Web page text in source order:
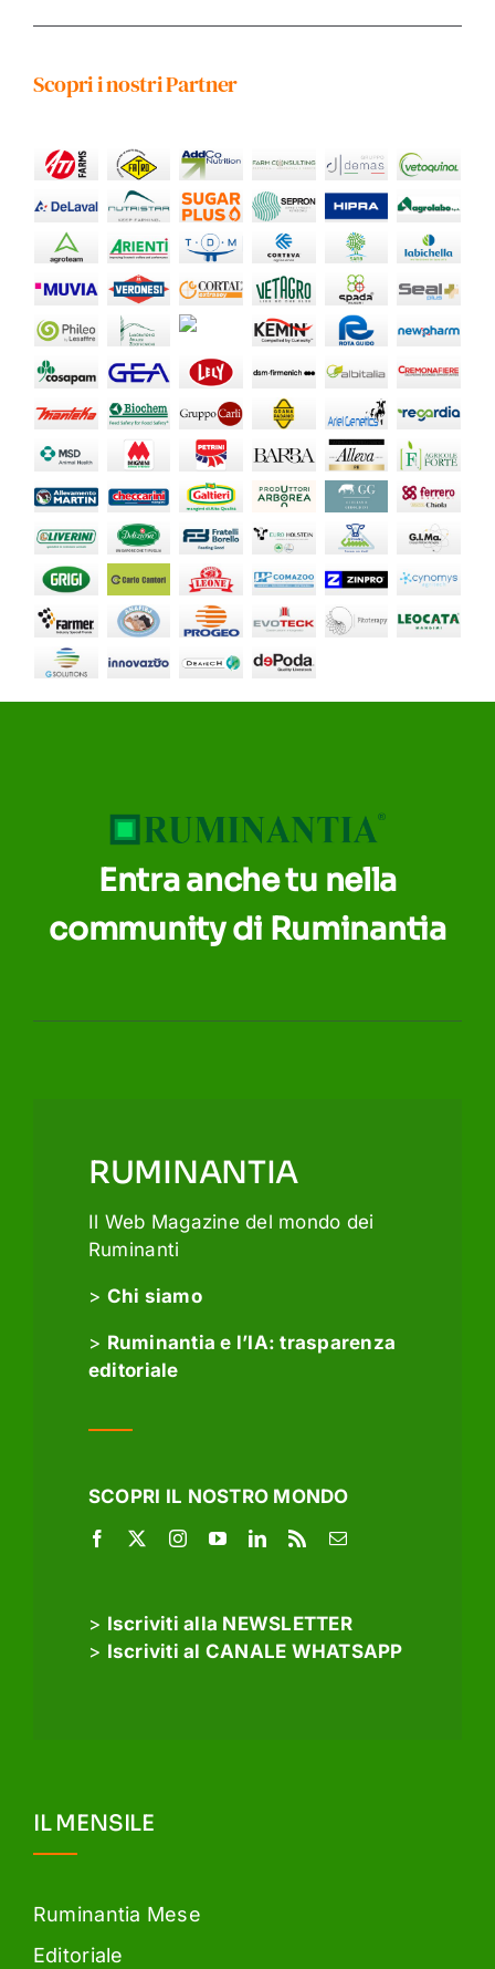
Scopri i nostri Partner
Entra anche tu nella
community di Ruminantia
RUMINANTIA
Il Web Magazine del mondo dei
Ruminanti
> Chi siamo
> Ruminantia e l’IA: trasparenza
editoriale
SCOPRI IL NOSTRO MONDO
> Iscriviti alla NEWSLETTER
> Iscriviti al CANALE WHATSAPP
IL MENSILE
Ruminantia Mese
Editoriale